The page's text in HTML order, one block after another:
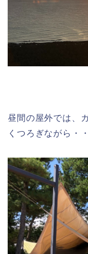
昼間の屋外では、
くつろぎながら・